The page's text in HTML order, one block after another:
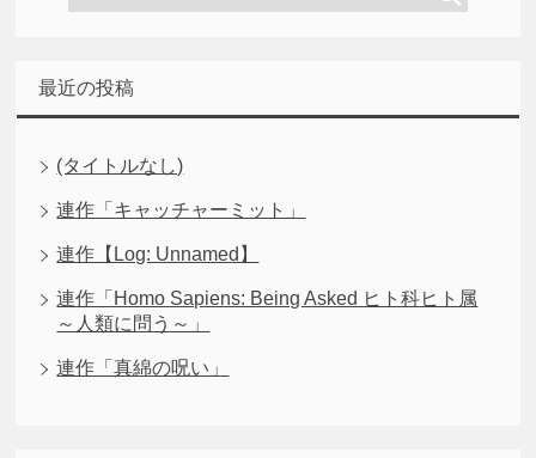
最近の投稿
(タイトルなし)
連作「キャッチャーミット」
連作【Log: Unnamed】
連作「Homo Sapiens: Being Asked ヒト科ヒト属
～人類に問う～」
連作「真綿の呪い」